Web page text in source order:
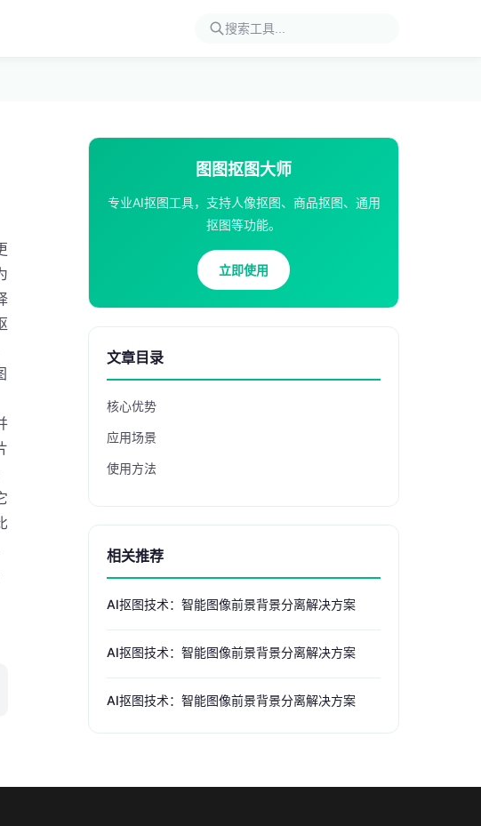
图图抠图大师
专业AI抠图工具，支持人像抠图、商品抠图、通用
抠图等功能。
立即使用
文章目录
核心优势
应用场景
使用方法
相关推荐
AI抠图技术：智能图像前景背景分离解决方案
AI抠图技术：智能图像前景背景分离解决方案
AI抠图技术：智能图像前景背景分离解决方案